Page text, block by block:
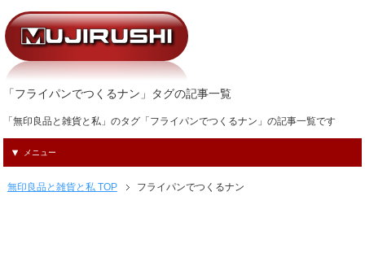
「フライパンでつくるナン」タグの記事一覧
「無印良品と雑貨と私」のタグ「フライパンでつくるナン」の記事一覧です
メニュー
無印良品と雑貨と私 TOP フライパンでつくるナン